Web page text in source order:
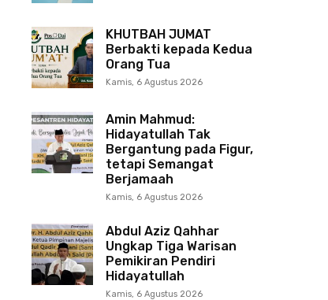
KHUTBAH JUMAT
Berbakti kepada Kedua
Orang Tua
Kamis, 6 Agustus 2026
Amin Mahmud:
Hidayatullah Tak
Bergantung pada Figur,
tetapi Semangat
Berjamaah
Kamis, 6 Agustus 2026
Abdul Aziz Qahhar
Ungkap Tiga Warisan
Pemikiran Pendiri
Hidayatullah
Kamis, 6 Agustus 2026